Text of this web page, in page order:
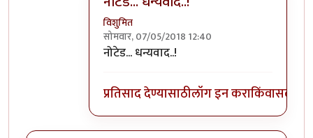
विशुमित
सोमवार, 07/05/2018 12:40
In reply toपुण्यात सर्वोत्तम भेळ म्हणजे
नोटेड... धन्यवाद..!
प्रतिसाद देण्यासाठीलॉग इन कराकिंवासदस्य